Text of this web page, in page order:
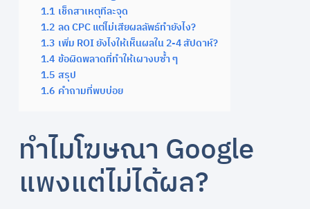
1.1 เช็กสาเหตุทีละจุด
1.2 ลด CPC แต่ไม่เสียผลลัพธ์ทำยังไง?
1.3 เพิ่ม ROI ยังไงให้เห็นผลใน 2-4 สัปดาห์?
1.4 ข้อผิดพลาดที่ทำให้เผางบซ้ำ ๆ
1.5 สรุป
1.6 คำถามที่พบบ่อย
ทำไมโฆษณา Google
แพงแต่ไม่ได้ผล?